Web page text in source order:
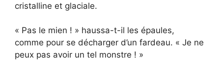
cristalline et glaciale.
« Pas le mien ! » haussa-t-il les épaules,
comme pour se décharger d’un fardeau. « Je ne
peux pas avoir un tel monstre ! »